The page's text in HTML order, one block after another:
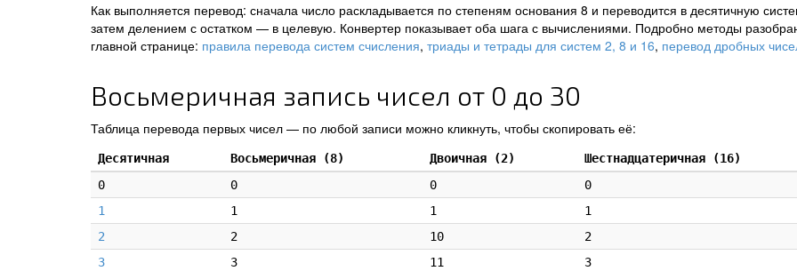
Как выполняется перевод: сначала число раскладывается по степеням основания 8 и переводится в десятичную
затем делением с остатком — в целевую. Конвертер показывает оба шага с вычислениями. Подробно методы
главной странице: правила перевода систем счисления, триады и тетрады для систем 2, 8 и 16, перевод дробных
Восьмеричная запись чисел от 0 до 30
Таблица перевода первых чисел — по любой записи можно кликнуть, чтобы скопировать её:
Десятичная Восьмеричная (8) Двоичная (2)
Шестнадцатеричная (16)
0
0 0
0
1
1 1
1
2
2 10
2
3
3 11
3